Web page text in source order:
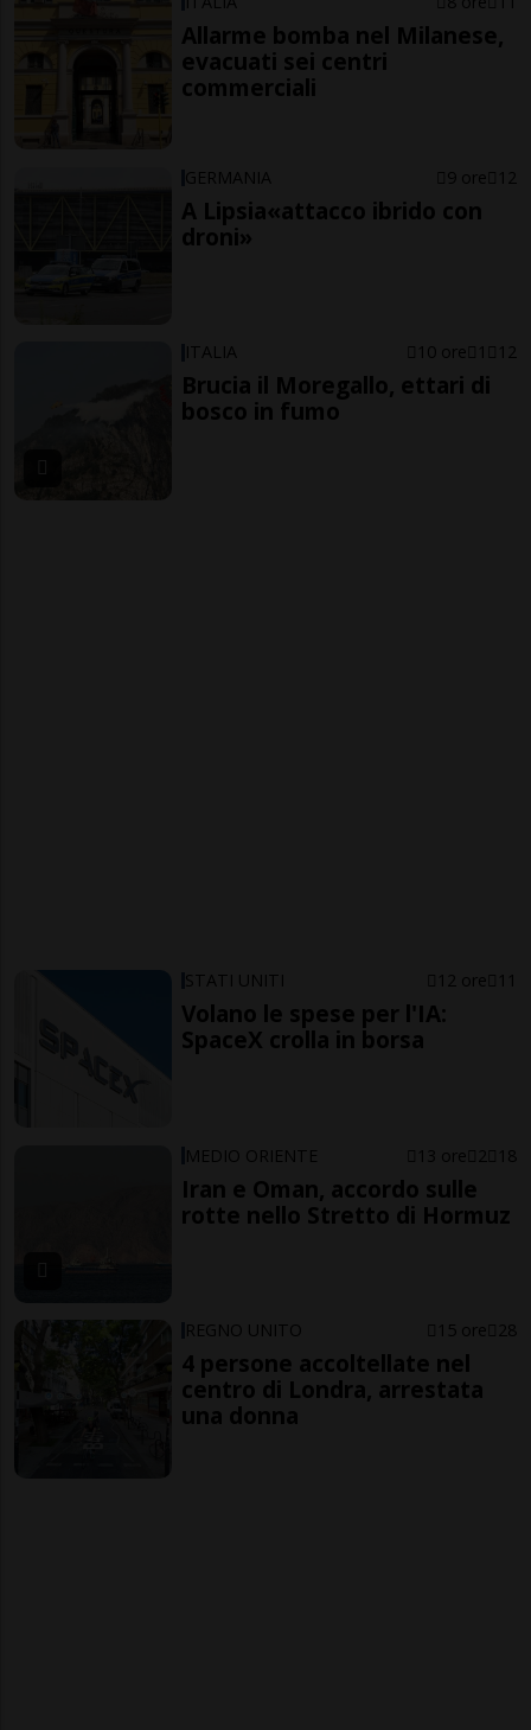
Allarme bomba nel Milanese,
evacuati sei centri
commerciali
GERMANIA 9 ore 12
A Lipsia«attacco ibrido con
droni»
ITALIA 10 ore 1 12
Brucia il Moregallo, ettari di
bosco in fumo
STATI UNITI 12 ore 11
Volano le spese per l'IA:
SpaceX crolla in borsa
MEDIO ORIENTE 13 ore 2 18
Iran e Oman, accordo sulle
rotte nello Stretto di Hormuz
REGNO UNITO 15 ore 28
4 persone accoltellate nel
centro di Londra, arrestata
una donna